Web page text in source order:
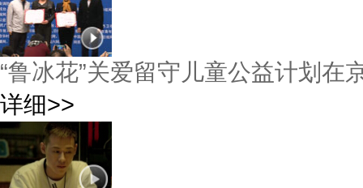
“鲁冰花”关爱留守儿童公益计划在
详细>>